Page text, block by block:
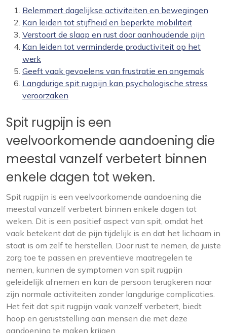
Belemmert dagelijkse activiteiten en bewegingen
Kan leiden tot stijfheid en beperkte mobiliteit
Verstoort de slaap en rust door aanhoudende pijn
Kan leiden tot verminderde productiviteit op het
werk
Geeft vaak gevoelens van frustratie en ongemak
Langdurige spit rugpijn kan psychologische stress
veroorzaken
Spit rugpijn is een
veelvoorkomende aandoening die
meestal vanzelf verbetert binnen
enkele dagen tot weken.
Spit rugpijn is een veelvoorkomende aandoening die
meestal vanzelf verbetert binnen enkele dagen tot
weken. Dit is een positief aspect van spit, omdat het
vaak betekent dat de pijn tijdelijk is en dat het lichaam in
staat is om zelf te herstellen. Door rust te nemen, de juiste
zorg toe te passen en preventieve maatregelen te
nemen, kunnen de symptomen van spit rugpijn
geleidelijk afnemen en kan de persoon terugkeren naar
zijn normale activiteiten zonder langdurige complicaties.
Het feit dat spit rugpijn vaak vanzelf verbetert, biedt
hoop en geruststelling aan mensen die met deze
aandoening te maken krijgen.